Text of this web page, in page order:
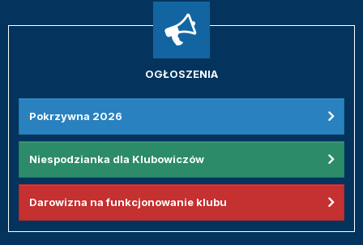
OGŁOSZENIA
Pokrzywna 2026
Niespodzianka dla Klubowiczów
Darowizna na funkcjonowanie klubu